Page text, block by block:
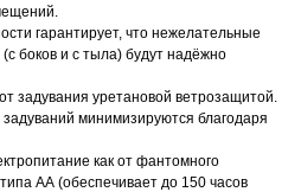
гарантирует, что нежелательные
боков и с тыла) будут надёжно
уретановой ветрозащитой.
минимизируются благодаря
как от фантомного
АА (обеспечивает до 150 часов